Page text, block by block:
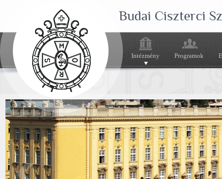
Budai Ciszterci
Intézmény Programok